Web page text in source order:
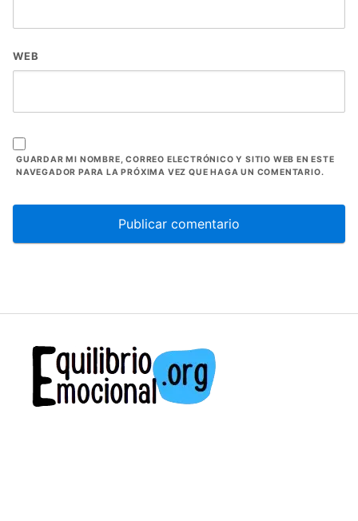
WEB
GUARDAR MI NOMBRE, CORREO ELECTRÓNICO Y SITIO WEB EN ESTE
NAVEGADOR PARA LA PRÓXIMA VEZ QUE HAGA UN COMENTARIO.